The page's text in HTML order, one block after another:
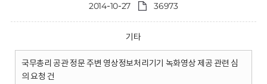
2014-10-27 36973
기타
국무총리 공관 정문 주변 영상정보처리기기 녹화영상 제공 관련 심
의 요청 건